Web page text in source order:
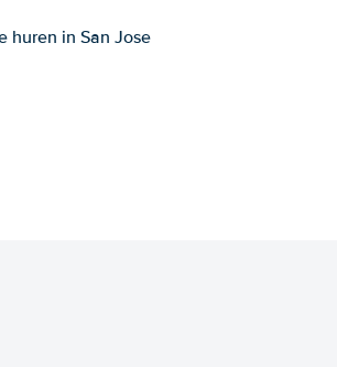
huren in San Jose